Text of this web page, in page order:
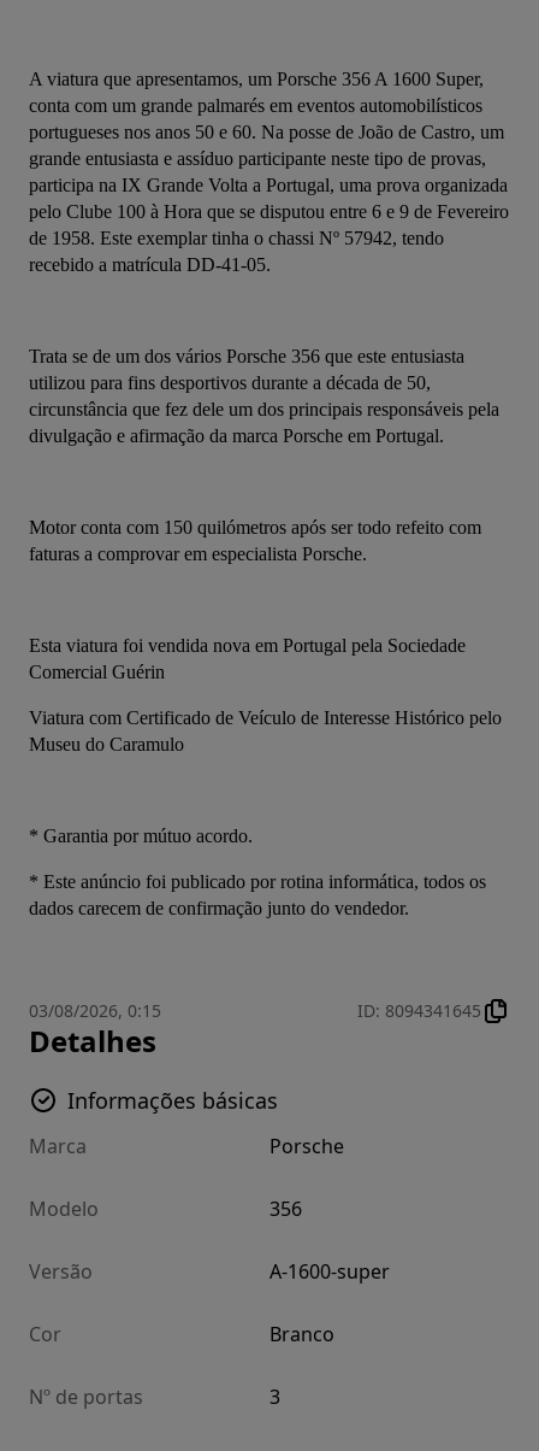
A viatura que apresentamos, um Porsche 356 A 1600 Super,
conta com um grande palmarés em eventos automobilísticos
portugueses nos anos 50 e 60. Na posse de João de Castro, um
grande entusiasta e assíduo participante neste tipo de provas,
participa na IX Grande Volta a Portugal, uma prova organizada
pelo Clube 100 à Hora que se disputou entre 6 e 9 de Fevereiro
de 1958. Este exemplar tinha o chassi Nº 57942, tendo
recebido a matrícula DD-41-05.
Trata se de um dos vários Porsche 356 que este entusiasta
utilizou para fins desportivos durante a década de 50,
circunstância que fez dele um dos principais responsáveis pela
divulgação e afirmação da marca Porsche em Portugal.
Motor conta com 150 quilómetros após ser todo refeito com
faturas a comprovar em especialista Porsche.
Esta viatura foi vendida nova em Portugal pela Sociedade
Comercial Guérin
Viatura com Certificado de Veículo de Interesse Histórico pelo
Museu do Caramulo
* Garantia por mútuo acordo.
* Este anúncio foi publicado por rotina informática, todos os
dados carecem de confirmação junto do vendedor.
03/08/2026, 0:15 ID: 8094341645
Detalhes
Informações básicas
Marca Porsche
Modelo 356
Versão A-1600-super
Cor Branco
Nº de portas 3